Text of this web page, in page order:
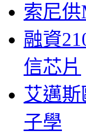
索尼
融資
信芯片
艾邁
子學